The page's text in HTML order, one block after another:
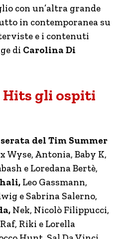
con un’altra grande
in contemporanea su
e i contenuti
di Carolina Di
Hits gli ospiti
del Tim Summer
Wyse, Antonia, Baby K,
e Loredana Bertè,
Leo Gassmann,
e Sabrina Salerno,
Nek, Nicolò Filippucci,
Riki e Lorella